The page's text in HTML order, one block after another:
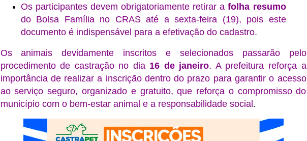
Os participantes devem obrigatoriamente retirar afolha resumo
do Bolsa Família no CRAS até a sexta-feira (19), pois este
documento é indispensável para a efetivação do cadastro.
Os animais devidamente inscritos e selecionados passarão pelo
procedimento de castração no dia 16 de janeiro. A prefeitura reforça a
importância de realizar a inscrição dentro do prazo para garantir o acesso
ao serviço seguro, organizado e gratuito, que reforça o compromisso do
município com o bem-estar animal e a responsabilidade social .